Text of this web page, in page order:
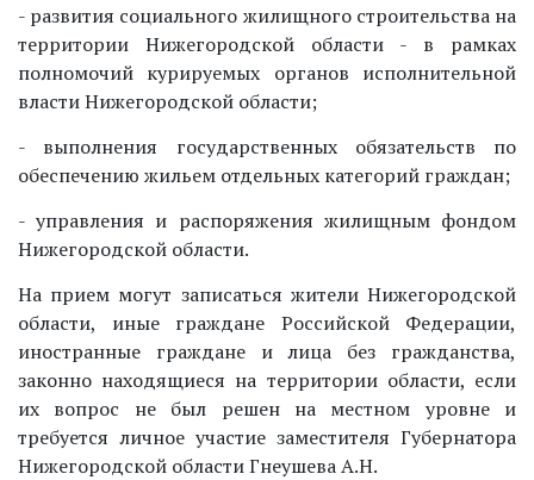
- развития социального жилищного строительства на
территории Нижегородской области - в рамках
полномочий курируемых органов исполнительной
власти Нижегородской области;
- выполнения государственных обязательств по
обеспечению жильем отдельных категорий граждан;
- управления и распоряжения жилищным фондом
Нижегородской области.
На прием могут записаться жители Нижегородской
области, иные граждане Российской Федерации,
иностранные граждане и лица без гражданства,
законно находящиеся на территории области, если
их вопрос не был решен на местном уровне и
требуется личное участие заместителя Губернатора
Нижегородской области Гнеушева А.Н.